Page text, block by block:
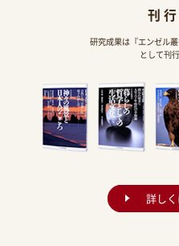
刊
研究成果は『エンゼル
として刊
詳し